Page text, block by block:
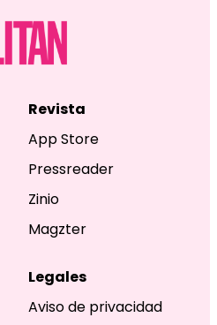
Revista
App Store
Pressreader
Zinio
Magzter
Legales
Aviso de privacidad